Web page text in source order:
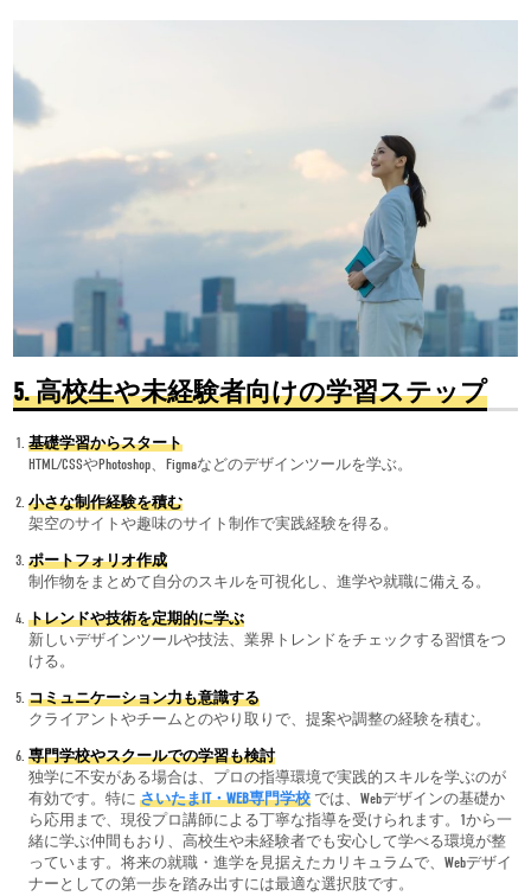
5.高校生や未経験者向けの学習ステップ
基礎学習からスタート
HTML/CSSやPhotoshop、Figmaなどのデザインツールを学ぶ。
小さな制作経験を積む
架空のサイトや趣味のサイト制作で実践経験を得る。
ポートフォリオ作成
制作物をまとめて自分のスキルを可視化し、進学や就職に備える。
トレンドや技術を定期的に学ぶ
新しいデザインツールや技法、業界トレンドをチェックする習慣をつ
ける。
コミュニケーション力も意識する
クライアントやチームとのやり取りで、提案や調整の経験を積む。
専門学校やスクールでの学習も検討
独学に不安がある場合は、プロの指導環境で実践的スキルを学ぶのが
有効です。特にさいたまIT・WEB専門学校 では、Webデザインの基礎か
ら応用まで、現役プロ講師による丁寧な指導を受けられます。1から一
緒に学ぶ仲間もおり、高校生や未経験者でも安心して学べる環境が整
っています。将来の就職・進学を見据えたカリキュラムで、Webデザイ
ナーとしての第一歩を踏み出すには最適な選択肢です。